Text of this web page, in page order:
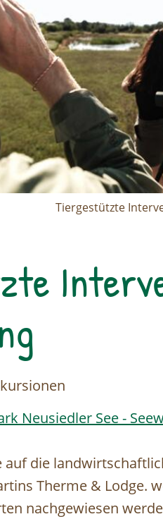
Tiergestützte
Neusiedler See -
auf die
Therme & Lodge.
nachgewiesen